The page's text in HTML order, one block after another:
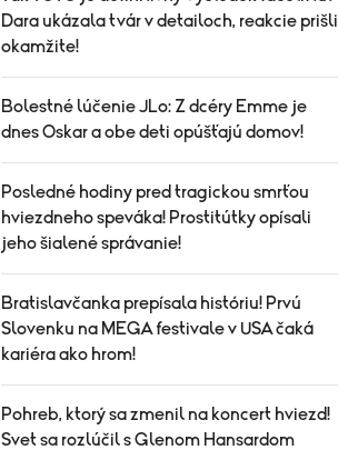
Dara ukázala tvár v detailoch, reakcie prišli
okamžite!
Bolestné lúčenie JLo: Z dcéry Emme je
dnes Oskar a obe deti opúšťajú domov!
Posledné hodiny pred tragickou smrťou
hviezdneho speváka! Prostitútky opísali
jeho šialené správanie!
Bratislavčanka prepísala históriu! Prvú
Slovenku na MEGA festivale v USA čaká
kariéra ako hrom!
Pohreb, ktorý sa zmenil na koncert hviezd!
Svet sa rozlúčil s Glenom Hansardom